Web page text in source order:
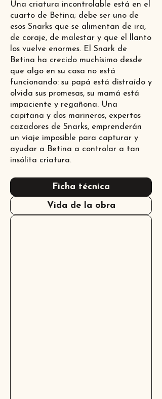
Una criatura incontrolable está en el
cuarto de Betina; debe ser uno de
esos Snarks que se alimentan de ira,
de coraje, de malestar y que el llanto
los vuelve enormes. El Snark de
Betina ha crecido muchísimo desde
que algo en su casa no está
funcionando: su papá está distraído y
olvida sus promesas, su mamá está
impaciente y regañona. Una
capitana y dos marineros, expertos
cazadores de Snarks, emprenderán
un viaje imposible para capturar y
ayudar a Betina a controlar a tan
insólita criatura.
Ficha técnica
Vida de la obra